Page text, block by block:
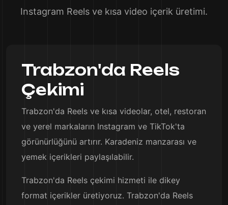
Instagram Reels ve kısa video içerik üretimi.
Trabzon'da Reels
Çekimi
Trabzon'da Reels ve kısa videolar, otel, restoran
ve yerel markaların Instagram ve TikTok'ta
görünürlüğünü artırır. Karadeniz manzarası ve
yemek içerikleri paylaşılabilir.
Trabzon'da Reels çekimi hizmeti ile dikey
format içerikler üretiyoruz. Trabzon'da Reels